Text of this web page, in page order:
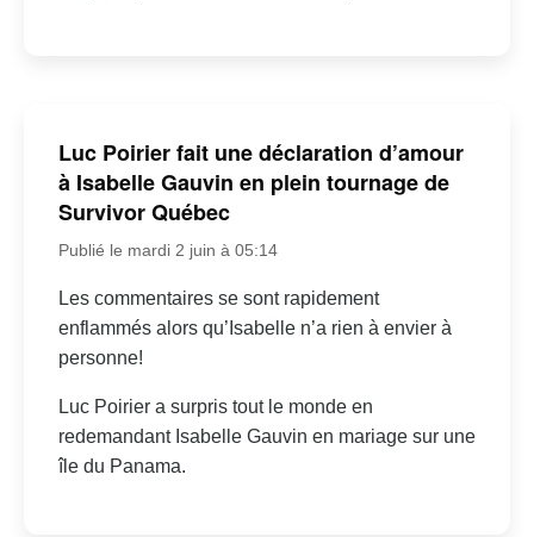
Luc Poirier fait une déclaration d’amour
à Isabelle Gauvin en plein tournage de
Survivor Québec
Publié le mardi 2 juin à 05:14
Les commentaires se sont rapidement
enflammés alors qu’Isabelle n’a rien à envier à
personne!
Luc Poirier a surpris tout le monde en
redemandant Isabelle Gauvin en mariage sur une
île du Panama.